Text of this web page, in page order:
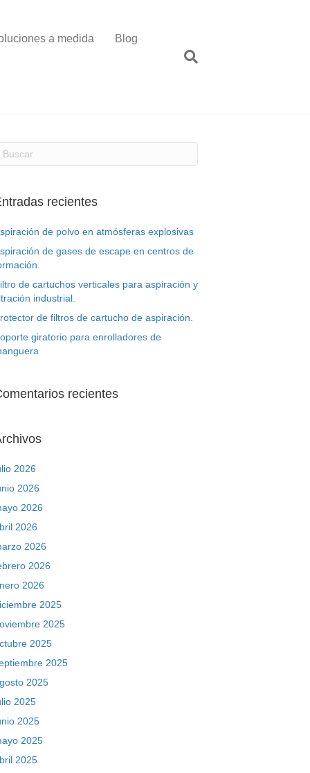
a medida Blog
recientes
de polvo en atmósferas explosivas
de gases de escape en centros de
de cartuchos verticales para aspiración y
industrial.
de filtros de cartucho de aspiración.
giratorio para enrolladores de
recientes
2026
2026
2026
2026
2026
2026
2026
2025
2025
2025
2025
2025
2025
2025
2025
2025